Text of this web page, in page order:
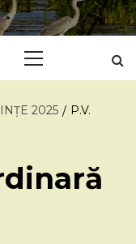
2025
P.V.